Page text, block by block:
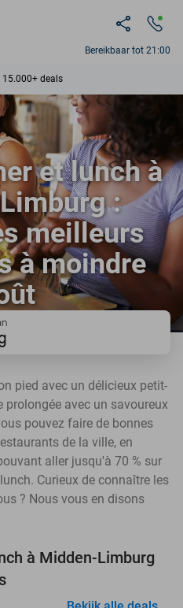
Bereikbaar tot 21:00
15.000+ deals
week beschikbaar
leden
9,4
15.000+ deals
et lunch à
:
meilleurs
à moindre
pied avec un délicieux petit-
prolongée avec un savoureux
pouvez faire de bonnes
de la ville, en
aller jusqu'à 70 % sur
Curieux de connaître les
? Nous vous en disons
à Midden-Limburg